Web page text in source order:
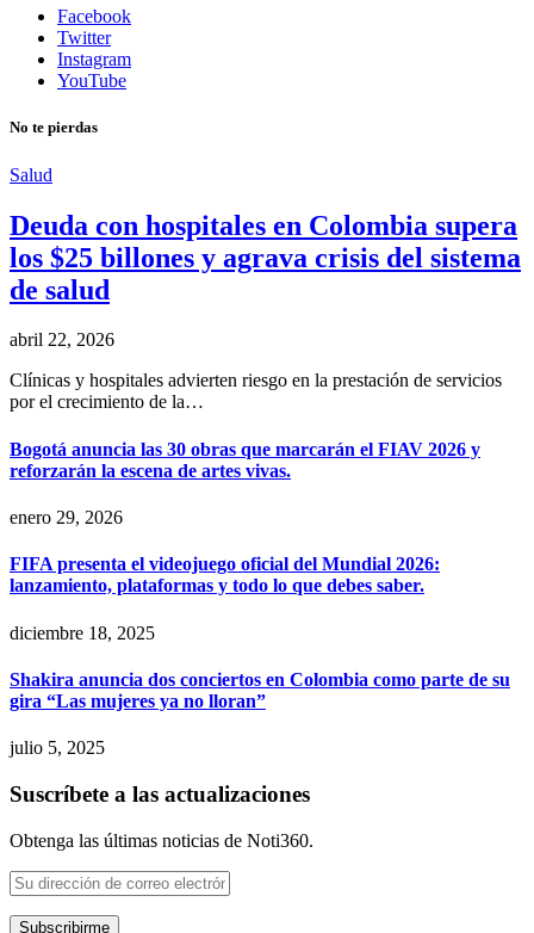
Facebook
Twitter
Instagram
YouTube
No te pierdas
Salud
Deuda con hospitales en Colombia supera
los $25 billones y agrava crisis del sistema
de salud
abril 22, 2026
Clínicas y hospitales advierten riesgo en la prestación de servicios
por el crecimiento de la…
Bogotá anuncia las 30 obras que marcarán el FIAV 2026 y
reforzarán la escena de artes vivas.
enero 29, 2026
FIFA presenta el videojuego oficial del Mundial 2026:
lanzamiento, plataformas y todo lo que debes saber.
diciembre 18, 2025
Shakira anuncia dos conciertos en Colombia como parte de su
gira “Las mujeres ya no lloran”
julio 5, 2025
Suscríbete a las actualizaciones
Obtenga las últimas noticias de Noti360.